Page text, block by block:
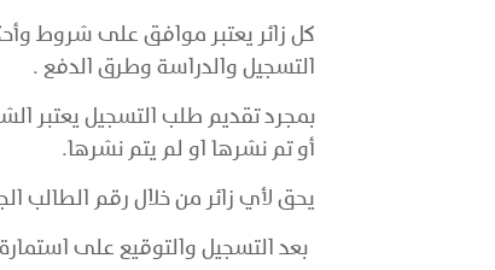
كل زائر يعتبر موافق على شروط
التسجيل والدراسة وطرق الدفع .
بمجرد تقديم طلب التسجيل يعتبر
أو تم نشرها او لم يتم نشرها.
يحق لأي زائر من خلال رقم الطالب
بعد التسجيل والتوقيع على